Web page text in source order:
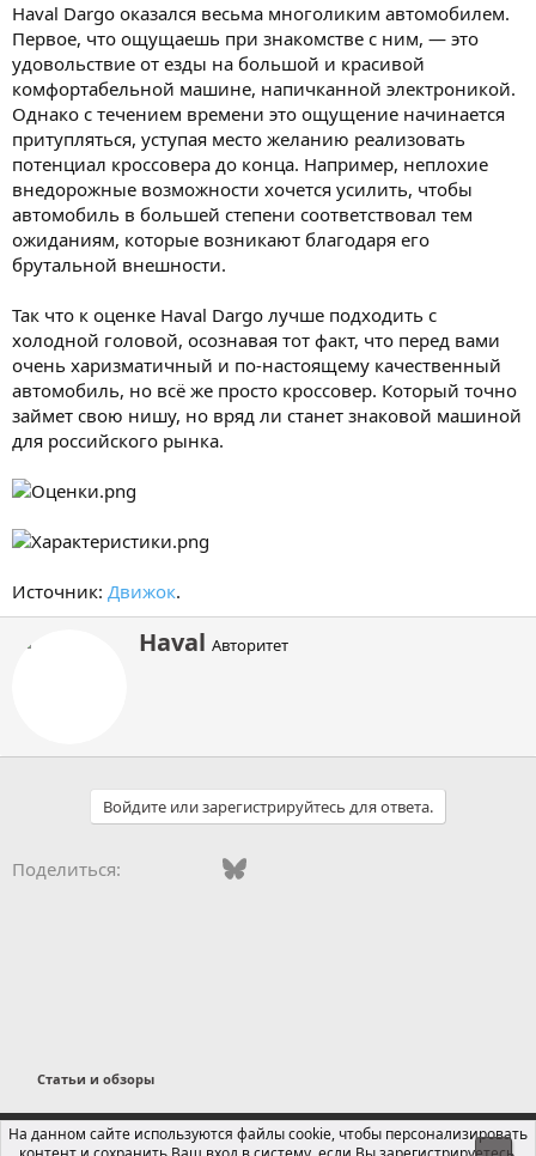
Haval Dargo оказался весьма многоликим автомобилем.
Первое, что ощущаешь при знакомстве с ним, — это
удовольствие от езды на большой и красивой
комфортабельной машине, напичканной электроникой.
Однако с течением времени это ощущение начинается
притупляться, уступая место желанию реализовать
потенциал кроссовера до конца. Например, неплохие
внедорожные возможности хочется усилить, чтобы
автомобиль в большей степени соответствовал тем
ожиданиям, которые возникают благодаря его
брутальной внешности.
Так что к оценке Haval Dargo лучше подходить с
холодной головой, осознавая тот факт, что перед вами
очень харизматичный и по-настоящему качественный
автомобиль, но всё же просто кроссовер. Который точно
займет свою нишу, но вряд ли станет знаковой машиной
для российского рынка.
Источник: Движок.
А
вHaval Авторитет
Войдите или зарегистрируйтесь для ответа.
Поделиться: Vkontakte
FacebookBluesky
Статьи и обзоры
Russian (RU)
На данном сайте используются файлы cookie, чтобы персонализировать